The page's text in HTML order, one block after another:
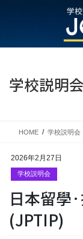
学校説明会
HOME 学校説明会
2026年2月27日
学校説明会
日本留學
(JPTIP)